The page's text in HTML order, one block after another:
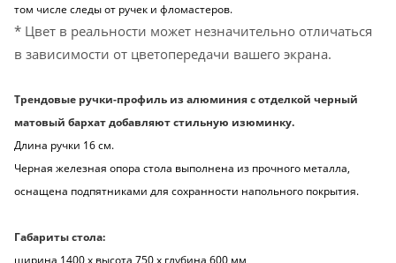
том числе следы от ручек и фломастеров.
* Цвет в реальности может незначительно отличаться
в зависимости от цветопередачи вашего экрана.
Трендовые ручки-профиль из алюминия с отделкой черный
матовый бархат добавляют стильную изюминку.
Длина ручки 16 см.
Черная железная опора стола выполнена из прочного металла,
оснащена подпятниками для сохранности напольного покрытия.
Габариты стола:
ширина 1400 х высота 750 х глубина 600 мм